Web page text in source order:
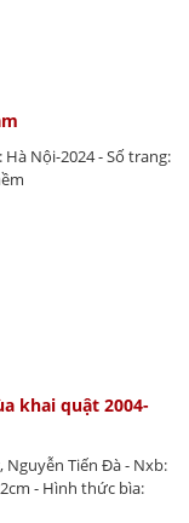
Nội-2024 - Số trang:
khai quật 2004-
Nguyễn Tiến Đà - Nxb:
- Hình thức bìa: